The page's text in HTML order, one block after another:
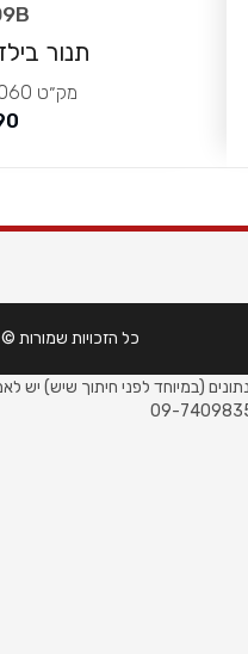
תנור בילד אין
מק״ט
(במיוחד לפני חיתוך שיש) יש
כל הזכויות שמורות ©